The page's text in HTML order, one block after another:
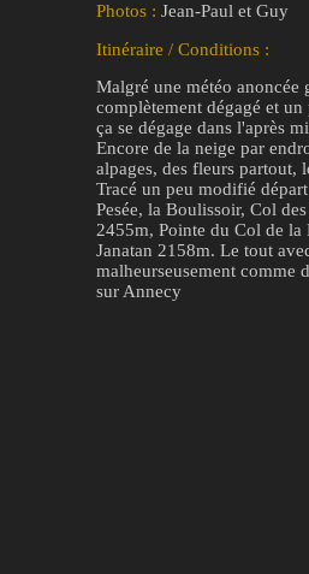
Photos : Jean-Paul et Guy
Itinéraire / Conditions :
Malgré une météo anoncée
complètement dégagé et
ça se dégage dans l'après
Encore de la neige par
alpages, des fleurs partout,
Tracé un peu modifié
Pesée, la Boulissoir, Col
2455m, Pointe du Col de la
Janatan 2158m. Le tout
malheurseusement comme
sur Annecy